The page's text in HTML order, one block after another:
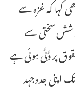
کہا کہ غزہ سے
سختی سے
پر ڈٹی ہوئی ہے
اپنی جدوجہد